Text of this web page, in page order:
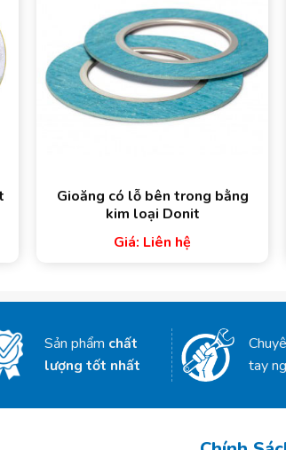
Gioăng có lỗ bên trong bằng
kim loại Donit
Giá: Liên hệ
Sản phẩm chất
lượng tốt nhất
tay